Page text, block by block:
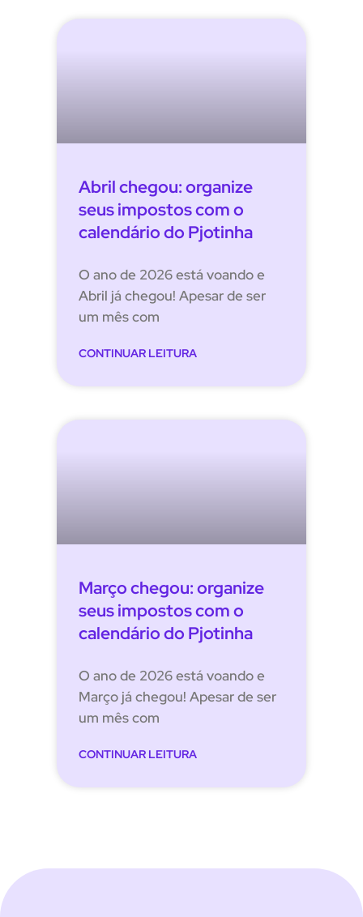
Abril chegou: organize
seus impostos com o
calendário do Pjotinha
O ano de 2026 está voando e
Abril já chegou! Apesar de ser
um mês com
CONTINUAR LEITURA
Março chegou: organize
seus impostos com o
calendário do Pjotinha
O ano de 2026 está voando e
Março já chegou! Apesar de ser
um mês com
CONTINUAR LEITURA